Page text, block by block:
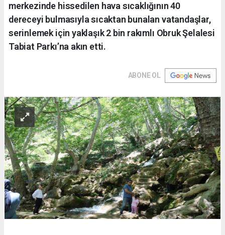
merkezinde hissedilen hava sıcaklığının 40
dereceyi bulmasıyla sıcaktan bunalan vatandaşlar,
serinlemek için yaklaşık 2 bin rakımlı Obruk Şelalesi
Tabiat Parkı’na akın etti.
ABONE OL